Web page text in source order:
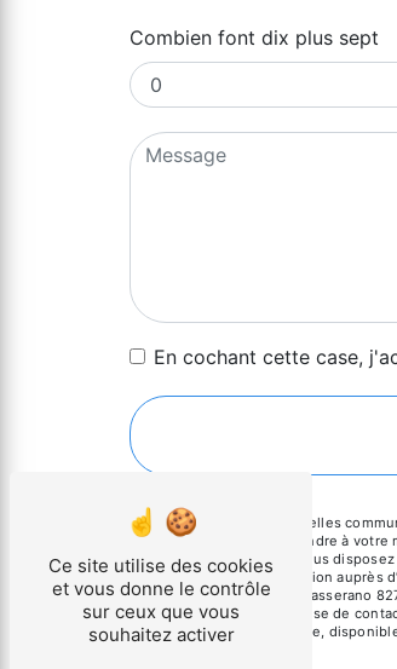
Combien font dix plus sept
En cochant cette case,
** Les données personnelles
dans le seul but de répondre à votre
clinicmetal@orange.fr. Vous
d’introduire une réclamation auprès
Mouscane - 2 impasse Masserano
pendant la période de prise de
démarchage téléphonique,
Ce site utilise des cookies
et vous donne le contrôle
sur ceux que vous
souhaitez activer